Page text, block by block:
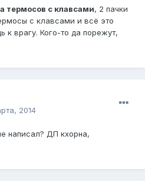
термосов с клавсами, 2 пачки
с клавсами и всё это
к врагу. Кого-то да порежут,
2014
написал? ДП кхорна,